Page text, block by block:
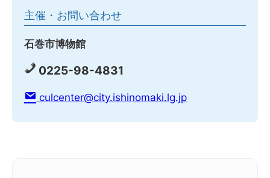
主催・お問い合わせ
石巻市博物館
0225-98-4831
culcenter@city.ishinomaki.lg.jp